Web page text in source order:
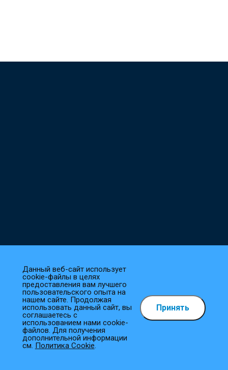
Как сделать заказ?
Выберите товар
Добавьте необходимые товары в корзину.
Данный веб-сайт использует
cookie-файлы в целях
предоставления вам лучшего
пользовательского опыта на
нашем сайте. Продолжая
использовать данный сайт, вы
соглашаетесь с
использованием нами cookie-
файлов. Для получения
дополнительной информации
см. Политика Cookie.
Принять